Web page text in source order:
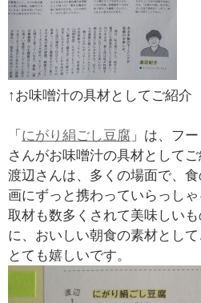
↑お味噌汁の具材としてご紹介
「 にがり絹ごし豆腐 」は、フ
さんがお味噌汁の具材としてご
渡辺さんは、多くの場面で、
画にずっと携わっていらっしゃ
取材も数多くされて美味しい
に、おいしい朝食の素材として
とても嬉しいです。